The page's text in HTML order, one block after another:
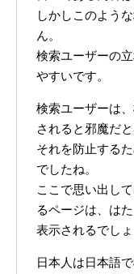
しかしこのよう
ん。
検索ユーザーの
やすいです。
検索ユーザーは
されると邪魔だと
それを防止する
でしたね。
ここで思い出し
るページは、は
表示されるでしょ
日本人は日本語